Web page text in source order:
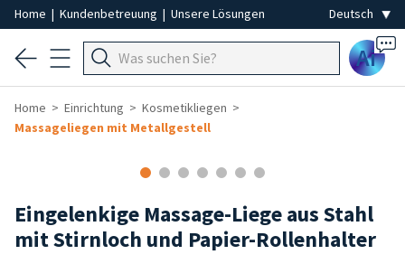
Home | Kundenbetreuung | Unsere Lösungen
Ai
Home Einrichtung
Kosmetikliegen
Massageliegen mit Metallgestell
Eingelenkige Massage-Liege aus Stahl
mit Stirnloch und Papier-Rollenhalter